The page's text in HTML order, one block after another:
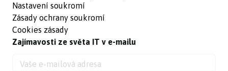
Nastavení soukromí
Zásady ochrany soukromí
Cookies zásady
Zajímavosti ze světa IT v e-mailu